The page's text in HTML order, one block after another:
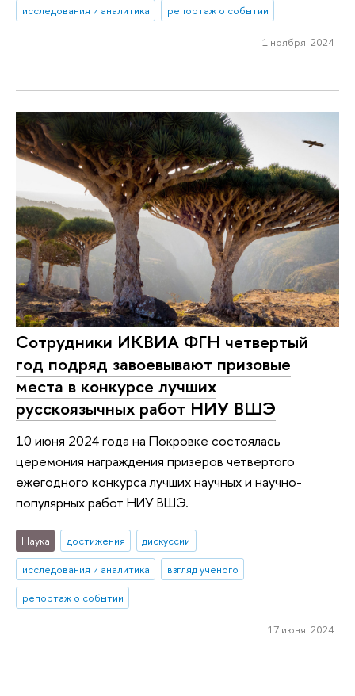
исследования и аналитика
репортаж о событии
1 ноября 2024
Сотрудники ИКВИА ФГН четвертый
год подряд завоевывают призовые
места в конкурсе лучших
русскоязычных работ НИУ ВШЭ
10 июня 2024 года на Покровке состоялась
церемония награждения призеров четвертого
ежегодного конкурса лучших научных и научно-
популярных работ НИУ ВШЭ.
Наука достижения
дискуссии
исследования и аналитика
взгляд ученого
репортаж о событии
17 июня 2024